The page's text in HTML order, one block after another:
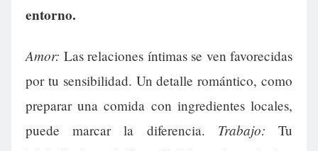
entorno.
Amor: Las relaciones íntimas se ven favorecidas
por tu sensibilidad. Un detalle romántico, como
preparar una comida con ingredientes locales,
puede marcar la diferencia. Trabajo: Tu